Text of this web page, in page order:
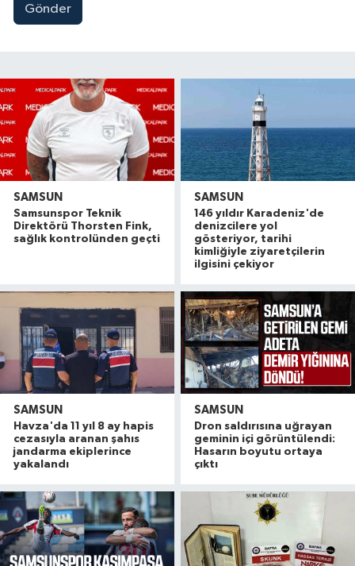
Gönder
SAMSUN
Samsunspor Teknik
Direktörü Thorsten Fink,
sağlık kontrolünden geçti
SAMSUN
146 yıldır Karadeniz'de
denizcilere yol
gösteriyor, tarihi
kimliğiyle ziyaretçilerin
ilgisini çekiyor
SAMSUN
Havza'da 11 yıl 8 ay hapis
cezasıyla aranan şahıs
jandarma ekiplerince
yakalandı
SAMSUN
Dron saldırısına uğrayan
geminin içi görüntülendi:
Hasarın boyutu ortaya
çıktı